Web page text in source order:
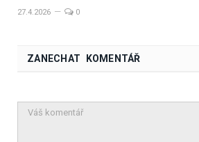
27.4.2026 0
ZANECHAT KOMENTÁŘ